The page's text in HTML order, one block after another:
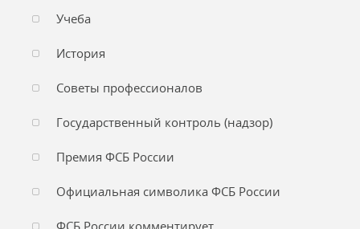
Учеба
История
Советы профессионалов
Государственный контроль (надзор)
Премия ФСБ России
Официальная символика ФСБ России
ФСБ России комментирует